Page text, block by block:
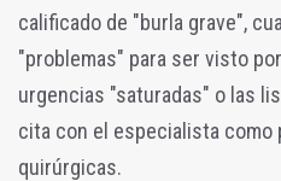
calificado de "burla grave",
"problemas" para ser visto
urgencias "saturadas" o las
cita con el especialista como
quirúrgicas.